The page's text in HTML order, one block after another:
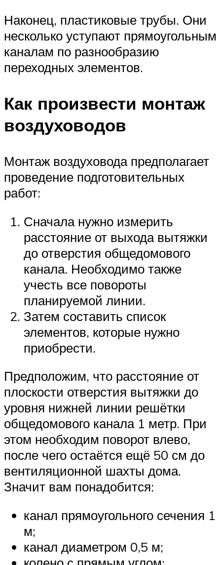
Наконец, пластиковые трубы. Они
несколько уступают прямоугольным
каналам по разнообразию
переходных элементов.
Как произвести монтаж
воздуховодов
Монтаж воздуховода предполагает
проведение подготовительных
работ:
Сначала нужно измерить
расстояние от выхода вытяжки
до отверстия общедомового
канала. Необходимо также
учесть все повороты
планируемой линии.
Затем составить список
элементов, которые нужно
приобрести.
Предположим, что расстояние от
плоскости отверстия вытяжки до
уровня нижней линии решётки
общедомового канала 1 метр. При
этом необходим поворот влево,
после чего остаётся ещё 50 см до
вентиляционной шахты дома.
Значит вам понадобится:
канал прямоугольного сечения 1
м;
канал диаметром 0,5 м;